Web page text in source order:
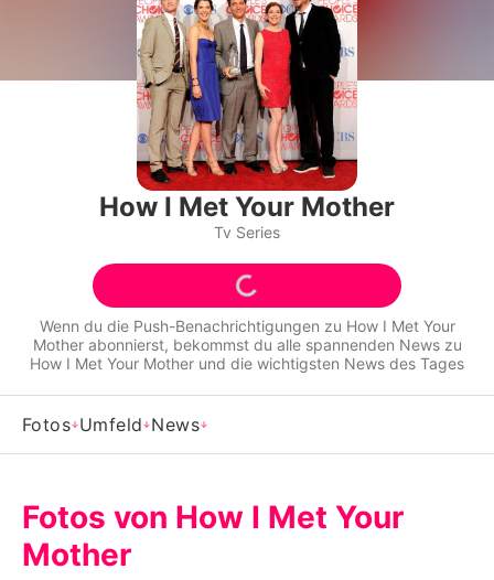
Lifestyle
Familie & Liebe
Promiflash Exklusiv
Alle Themen auf Promiflash
Jobs
App runterladen
Team
Impressum
Datenschutzerklärung
How I Met Your Mother
Tv Series
Wenn du die Push-Benachrichtigungen zu How I Met Your
Motherabonnierst, bekommst du alle spannenden News zu
How I Met Your Mother und die wichtigsten News des Tages
Fotos Umfeld News
Fotos von How I Met Your
Mother